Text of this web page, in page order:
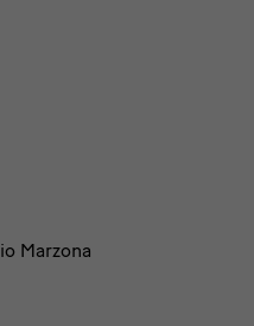
Marzona